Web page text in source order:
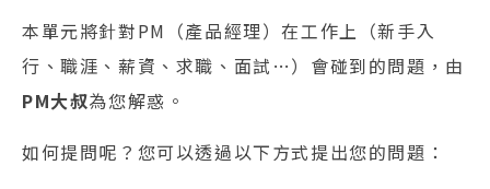
本單元將針對PM（產品經理）在工作上（新手入
行、職涯、薪資、求職、面試…）會碰到的問題，由
PM大叔為您解惑。
如何提問呢？您可以透過以下方式提出您的問題：